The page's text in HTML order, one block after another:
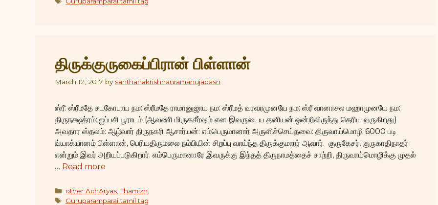
திருக்குருகைப்பிரான் பிள்ளான்
March 12, 2017 by santhanakrishnanramanujadasn
ஸ்ரீ: ஸ்ரீமதே சடகோபாய நம: ஸ்ரீமதே ராமானுஜாய நம: ஸ்ரீமத் வரவரமுனயே நம: ஸ்ரீ வானாசல மஹாமுனயே நம:
திருநக்ஷத்ரம்: ஐப்பசி பூராடம் (ஆவணி மிருகசீர்ஷம் என இவருடைய தனியன் ஒன்றிலிருந்து தெரிய வருகிறது)
அவதார ஸ்தலம்: ஆழ்வார் திருநகரி ஆசார்யன்: எம்பெருமானார் அருளிச்செய்தவை: திருவாய்மொழி 6000 படி
வ்யாக்யானம் பிள்ளான், பெரியதிருமலை நம்பியின் சிறப்பு வாய்ந்த திருக்குமாரர் ஆவார். குருகேசர், குருகாதிநாதர்
என்றும் இவர் அறியப்படுகிறார். எம்பெருமானாரே இவருக்கு இந்தத் திருநாமத்தைச் சாற்றி, திருவாய்மொழிக்கு முதல்
… Read more
Categories
other AchAryas,Thamizh
Tags
Guruparamparai tamil tag